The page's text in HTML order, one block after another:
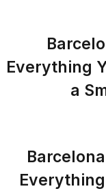
Everything
a